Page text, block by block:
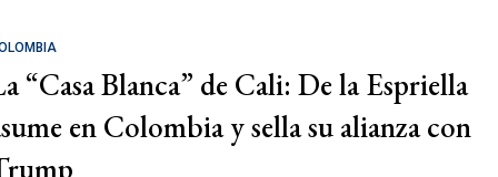
“Casa Blanca” de Cali: De la Espriella
en Colombia y sella su alianza con